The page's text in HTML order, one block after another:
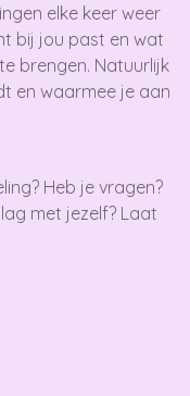
elke keer weer
bij jou past en wat
brengen. Natuurlijk
en waarmee je aan
Heb je vragen?
met jezelf? Laat